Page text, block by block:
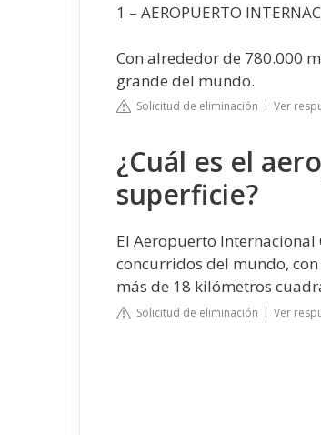
1 – AEROPUERTO
Con alrededor de 780.000
grande del mundo.
Solicitud de eliminación Ver
¿Cuál es el
superficie?
El Aeropuerto Internacional
concurridos del mundo,
más de 18 kilómetros
Solicitud de eliminación Ver